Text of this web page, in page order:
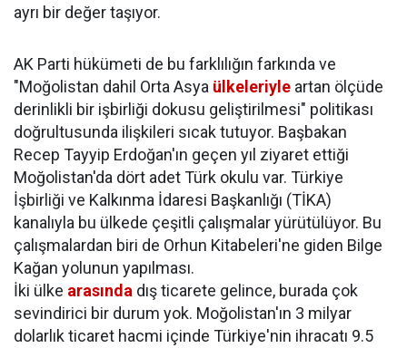
ayrı bir değer taşıyor.
AK Parti hükümeti de bu farklılığın farkında ve
"Moğolistan dahil Orta Asya ülkeleriyle artan ölçüde
derinlikli bir işbirliği dokusu geliştirilmesi" politikası
doğrultusunda ilişkileri sıcak tutuyor. Başbakan
Recep Tayyip Erdoğan'ın geçen yıl ziyaret ettiği
Moğolistan'da dört adet Türk okulu var. Türkiye
İşbirliği ve Kalkınma İdaresi Başkanlığı (TİKA)
kanalıyla bu ülkede çeşitli çalışmalar yürütülüyor. Bu
çalışmalardan biri de Orhun Kitabeleri'ne giden Bilge
Kağan yolunun yapılması.
İki ülke arasında dış ticarete gelince, burada çok
sevindirici bir durum yok. Moğolistan'ın 3 milyar
dolarlık ticaret hacmi içinde Türkiye'nin ihracatı 9.5